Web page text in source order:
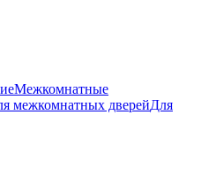
Межкомнатные
межкомнатных дверейДля